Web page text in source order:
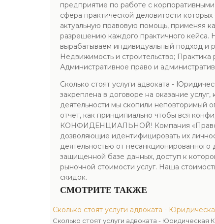
предприятие по работе с
сфера практической деловитости
актуальную правовую помощь, применяя
разрешению каждого практичного кейса.
вырабатываем индивидуальный подход и
Недвижимость и строительство;
Административное право и
Сколько стоят услуги адвоката -
закреплена в договоре на оказание
деятельности мы скопили неповторимый
отчет, как принципиально чтобы вся
КОНФИДЕНЦИАЛЬНОЙ! Компания
дозволяющие идентифицировать их
деятельностью от
защищенной базе данных, доступ к
рыночной стоимости услуг. Наша
скидок.
СМОТРИТЕ ТАКЖЕ
Сколько стоят услуги адвоката -
Сколько стоят услуги адвоката - Юридическая